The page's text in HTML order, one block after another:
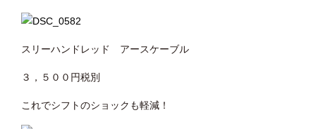
スリーハンドレッド アースケーブル
３，５００円税別
これでシフトのショックも軽減！